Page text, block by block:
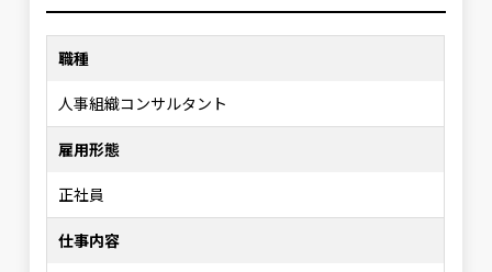
職種
人事組織コンサルタント
雇用形態
正社員
仕事内容